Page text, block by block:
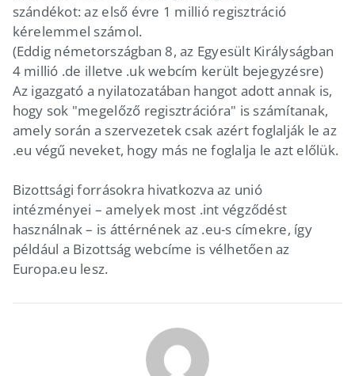
szándékot: az első évre 1 millió regisztráció
kérelemmel számol.
(Eddig németországban 8, az Egyesült Királyságban
4 millió .de illetve .uk webcím került bejegyzésre)
Az igazgató a nyilatozatában hangot adott annak is,
hogy sok "megelőző regisztrációra" is számítanak,
amely során a szervezetek csak azért foglalják le az
.eu végű neveket, hogy más ne foglalja le azt előlük.
Bizottsági forrásokra hivatkozva az unió
intézményei – amelyek most .int végződést
használnak – is áttérnének az .eu-s címekre, így
például a Bizottság webcíme is vélhetően az
Europa.eu lesz.